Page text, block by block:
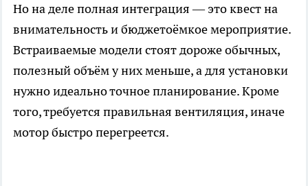
Но на деле полная интеграция — это квест на
внимательность и бюджетоёмкое мероприятие.
Встраиваемые модели стоят дороже обычных,
полезный объём у них меньше, а для установки
нужно идеально точное планирование. Кроме
того, требуется правильная вентиляция, иначе
мотор быстро перегреется.